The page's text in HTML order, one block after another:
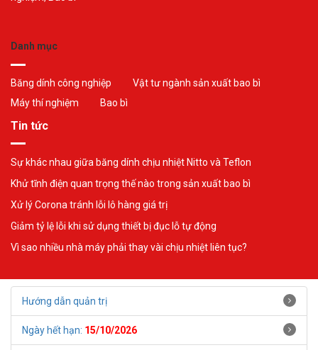
Danh mục
Băng dính công nghiệp
Vật tư ngành sản xuất bao bì
Máy thí nghiệm
Bao bì
Tin tức
Sự khác nhau giữa băng dính chịu nhiệt Nitto và Teflon
Khử tĩnh điện quan trọng thế nào trong sản xuất bao bì
Xử lý Corona tránh lỗi lô hàng giá trị
Giảm tỷ lệ lỗi khi sử dụng thiết bị đục lỗ tự động
Vì sao nhiều nhà máy phải thay vài chịu nhiệt liên tục?
Hướng dẫn quản trị
Ngày hết hạn: 15/10/2026